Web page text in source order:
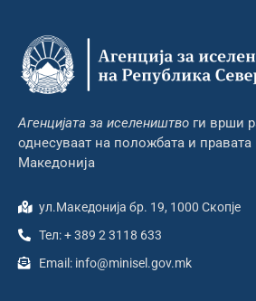
Агенцијата за иселеништво ги врши
однесуваат на положбата и
Македонија
ул.Македонија бр. 19, 1000 Скопје
Тел: + 389 2 3118 633
Email: info@minisel.gov.mk